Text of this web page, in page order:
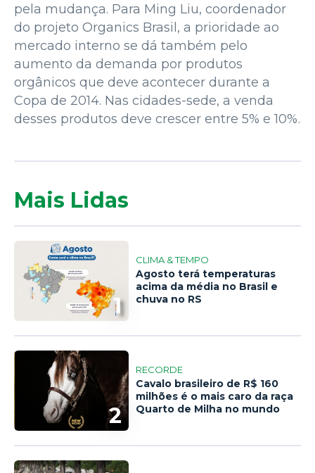
pela mudança. Para Ming Liu, coordenador
do projeto Organics Brasil, a prioridade ao
mercado interno se dá também pelo
aumento da demanda por produtos
orgânicos que deve acontecer durante a
Copa de 2014. Nas cidades-sede, a venda
desses produtos deve crescer entre 5% e 10%.
Mais Lidas
1
CLIMA & TEMPO
Agosto terá temperaturas
acima da média no Brasil e
chuva no RS
2
RECORDE
Cavalo brasileiro de R$ 160
milhões é o mais caro da raça
Quarto de Milha no mundo